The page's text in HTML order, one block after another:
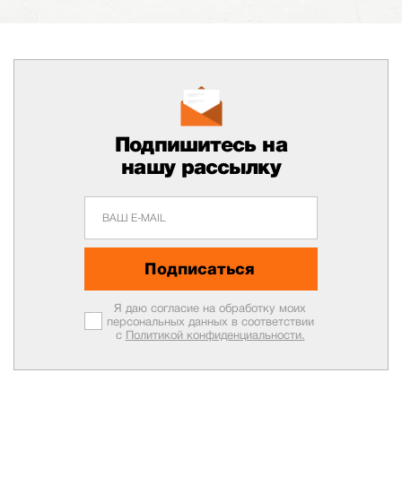
Подпишитесь на
нашу рассылку
Подписаться
Я даю согласие на обработку моих
персональных данных в соответствии
с Политикой конфиденциальности.